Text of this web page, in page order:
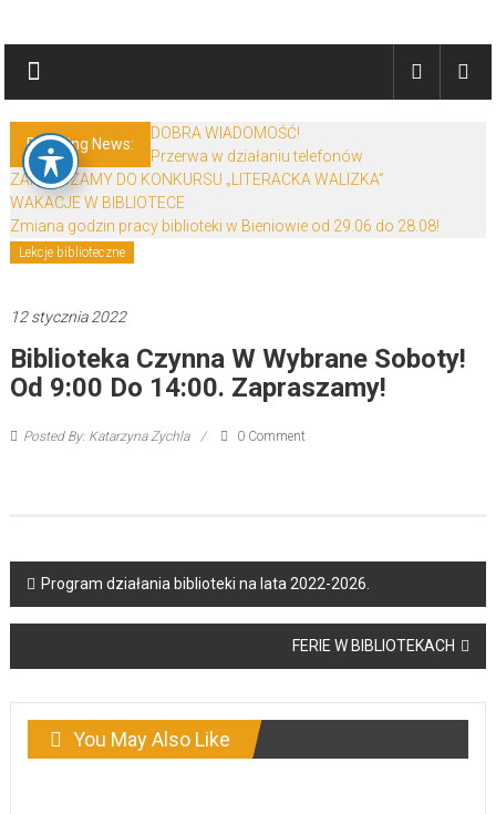
Biblioteki
Gminy
Żary
Biblioteki
Gminy
Żary
to
mieszczący
się
w
Żarskim.
Breaking News:
DOBRA WIADOMOŚĆ!
Przerwa w działaniu telefonów
ZAPRASZAMY DO KONKURSU „LITERACKA WALIZKA”
WAKACJE W BIBLIOTECE
Zmiana godzin pracy biblioteki w Bieniowie od 29.06 do 28.08!
Lekcje biblioteczne
12 stycznia 2022
Biblioteka Czynna W Wybrane Soboty!
Od 9:00 Do 14:00. Zapraszamy!
Posted By: Katarzyna Zychla 0 Comment
Post
navigation
Program działania biblioteki na lata 2022-2026.
FERIE W BIBLIOTEKACH
You May Also Like